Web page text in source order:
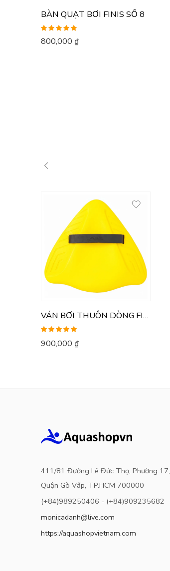
BÀN QUẠT BƠI FINIS SỐ 8
Được xếp
hạng5.00 5
800,000 ₫
VÁN BƠI THUÔN DÒNG FINIS
Được xếp
hạng5.005
900,000 ₫
411/81 Đường Lê Đức Thọ, Phường 17,
Quận Gò Vấp, TP.HCM 700000
(+84)989250406 - (+84)909235682
monicadanh@live.com
https://aquashopvietnam.com